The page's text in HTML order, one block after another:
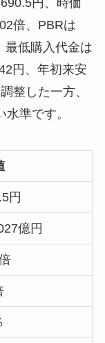
円、時価
倍、PBRは
最低購入代金は
円、年初来安
整した一方、
準です。
円
億円